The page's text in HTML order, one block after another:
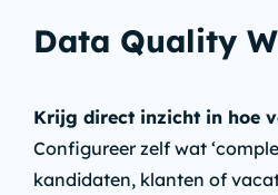
Data Quality
Krijg direct inzicht in hoe
Configureer zelf wat
kandidaten, klanten of